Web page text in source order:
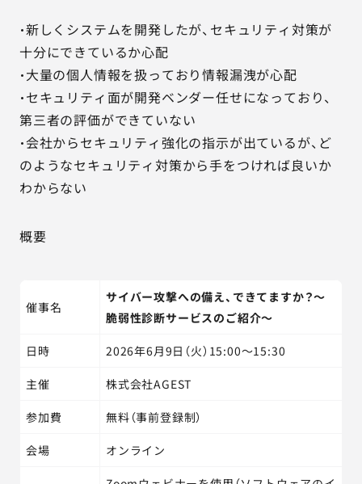
・新しくシステムを開発したが、セキュリティ対策が
十分にできているか心配
・大量の個人情報を扱っており情報漏洩が心配
・セキュリティ面が開発ベンダー任せになっており、
第三者の評価ができていない
・会社からセキュリティ強化の指示が出ているが、ど
のようなセキュリティ対策から手をつければ良いか
わからない
概要
催事名
サイバー攻撃への備え、できてますか？～
脆弱性診断サービスのご紹介～
日時 2026年6月9日（火）15:00～15:30
主催 株式会社AGEST
参加費 無料（事前登録制）
会場 オンライン